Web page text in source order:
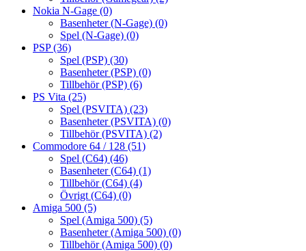
Nokia N-Gage (0)
Basenheter (N-Gage) (0)
Spel (N-Gage) (0)
PSP(36)
Spel (PSP) (30)
Basenheter (PSP) (0)
Tillbehör (PSP) (6)
PS Vita (25)
Spel (PSVITA) (23)
Basenheter (PSVITA) (0)
Tillbehör (PSVITA) (2)
Commodore 64 / 128 (51)
Spel (C64) (46)
Basenheter (C64) (1)
Tillbehör (C64) (4)
Övrigt (C64) (0)
Amiga 500 (5)
Spel (Amiga 500) (5)
Basenheter (Amiga 500) (0)
Tillbehör (Amiga 500) (0)